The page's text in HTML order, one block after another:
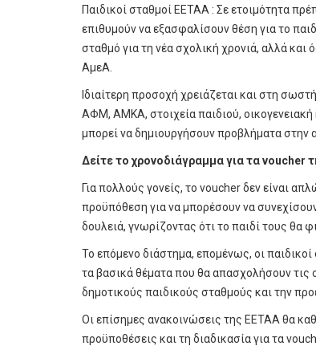
Παιδικοί σταθμοί ΕΕΤΑΑ : Σε ετοιμότητα
επιθυμούν να εξασφαλίσουν θέση για το
σταθμό για τη νέα σχολική χρονιά, αλλά και
ΑμεΑ.
Ιδιαίτερη προσοχή χρειάζεται και στη
ΑΦΜ, ΑΜΚΑ, στοιχεία παιδιού,
μπορεί να δημιουργήσουν προβλήματα στην
Δείτε το χρονοδιάγραμμα για τα voucher
Για πολλούς γονείς, το voucher δεν είναι
προϋπόθεση για να μπορέσουν να
δουλειά, γνωρίζοντας ότι το παιδί τους θα
Το επόμενο διάστημα, επομένως, οι
τα βασικά θέματα που θα απασχολήσουν τις
δημοτικούς παιδικούς σταθμούς και την
Οι επίσημες ανακοινώσεις της ΕΕΤΑΑ θα
προϋποθέσεις και τη διαδικασία για τα